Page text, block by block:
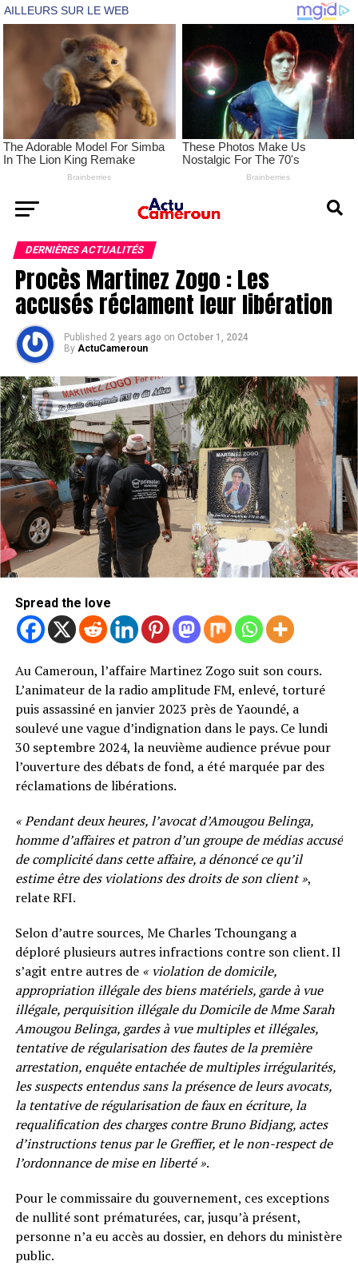
DERNIÈRES ACTUALITÉS
Procès Martinez Zogo : Les
accusés réclament leur libération
Published 2 years ago on October 1, 2024
By ActuCameroun
Spread the love
Au Cameroun, l’affaire Martinez Zogo suit son cours.
L’animateur de la radio amplitude FM, enlevé, torturé
puis assassiné en janvier 2023 près de Yaoundé, a
soulevé une vague d’indignation dans le pays. Ce lundi
30 septembre 2024, la neuvième audience prévue pour
l’ouverture des débats de fond, a été marquée par des
réclamations de libérations.
« Pendant deux heures, l’avocat d’Amougou Belinga,
homme d’affaires et patron d’un groupe de médias accusé
de complicité dans cette affaire, a dénoncé ce qu’il
estime être des violations des droits de son client »,
relate RFI.
Selon d’autre sources, Me Charles Tchoungang a
déploré plusieurs autres infractions contre son client. Il
s’agit entre autres de « violation de domicile,
appropriation illégale des biens matériels, garde à vue
illégale, perquisition illégale du Domicile de Mme Sarah
Amougou Belinga, gardes à vue multiples et illégales,
tentative de régularisation des fautes de la première
arrestation, enquête entachée de multiples irrégularités,
les suspects entendus sans la présence de leurs avocats,
la tentative de régularisation de faux en écriture, la
requalification des charges contre Bruno Bidjang, actes
d’instructions tenus par le Greffier, et le non-respect de
l’ordonnance de mise en liberté ».
Pour le commissaire du gouvernement, ces exceptions
de nullité sont prématurées, car, jusqu’à présent,
personne n’a eu accès au dossier, en dehors du ministère
public.